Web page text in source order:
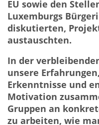
EU sowie den
Luxemburgs
diskutierten,
austauschten.
In der
unsere
Erkenntnisse und
Motivation
Gruppen an
zu arbeiten, wie